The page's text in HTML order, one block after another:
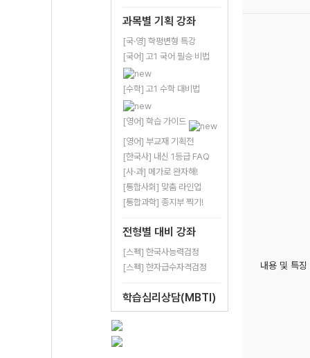
과목별 기획 강좌
[국·영] 학평변형 특강
[국어] 고1 국어 필승 비법
[수학] 고1 수학 대비법
[영어] 학습 가이드
[영어] 부교재 기획전
[한국사] 내신 1등급 FAQ
[사·과] 메가로 완자해!
[통합사회] 맞춤 라인업
[통합과학] 종지부 찍기!
전형별 대비 강좌
[스펙] 한국사능력검정
[스펙] 한자급수자격검정
학습심리상담(MBTI)
내용 및 특징